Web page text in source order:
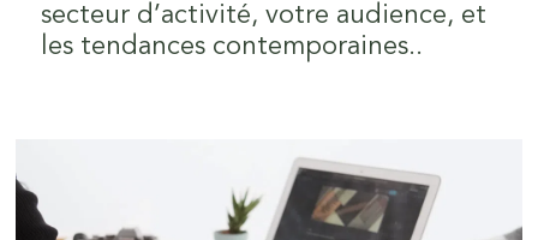
secteur d’activité, votre audience, et
les tendances contemporaines..